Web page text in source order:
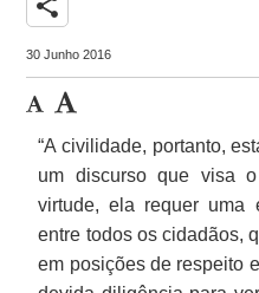
30 Junho 2016
“A civilidade, portanto,
um discurso que visa
virtude, ela requer uma
entre todos os cidadãos,
em posições de respeito